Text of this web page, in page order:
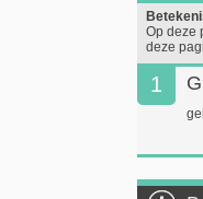
Op deze
deze
1